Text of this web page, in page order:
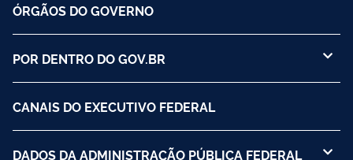
ÓRGÃOS DO GOVERNO
POR DENTRO DO GOV.BR
CANAIS DO EXECUTIVO FEDERAL
DADOS DA ADMINISTRAÇÃO PÚBLICA FEDERAL